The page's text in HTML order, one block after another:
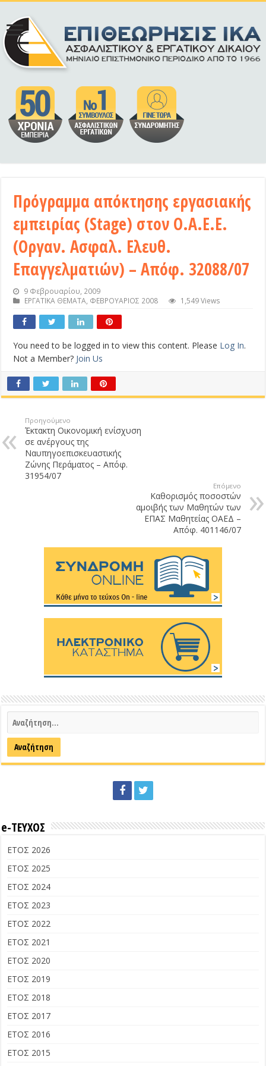
Πρόγραμμα απόκτησης εργασιακής
εμπειρίας (Stage) στον Ο.Α.Ε.Ε.
(Οργαν. Ασφαλ. Ελευθ.
Επαγγελματιών) – Απόφ. 32088/07
9 Φεβρουαρίου, 2009
ΕΡΓΑΤΙΚΑ ΘΕΜΑΤΑ, ΦΕΒΡΟΥΑΡΙΟΣ 2008 1,549 Views
You need to be logged in to view this content. Please Log In.
Not a Member? Join Us
Προηγούμενο
Έκτακτη Οικονομική ενίσχυση
σε ανέργους της
Ναυπηγοεπισκευαστικής
Ζώνης Περάματος – Απόφ.
31954/07
Επόμενο
Καθορισμός ποσοστών
αμοιβής των Μαθητών των
ΕΠΑΣ Μαθητείας ΟΑΕΔ –
Απόφ. 401146/07
e-ΤΕΥΧΟΣ
ΕΤΟΣ 2026
ΕΤΟΣ 2025
ΕΤΟΣ 2024
ΕΤΟΣ 2023
ΕΤΟΣ 2022
ΕΤΟΣ 2021
ΕΤΟΣ 2020
ΕΤΟΣ 2019
ΕΤΟΣ 2018
ΕΤΟΣ 2017
ΕΤΟΣ 2016
ΕΤΟΣ 2015